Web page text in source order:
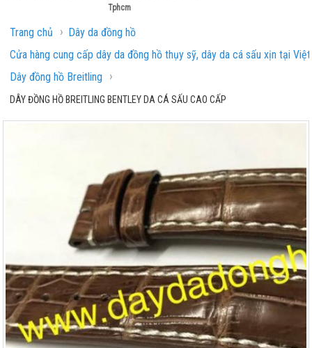
Tphcm
Trang chủ › Dây da đồng hồ
Cửa hàng cung cấp dây da đồng hồ thụy sỹ, dây da cá sấu xịn tại
Dây đồng hồ Breitling
›
DÂY ĐỒNG HỒ BREITLING BENTLEY DA CÁ SẤU CAO CẤP